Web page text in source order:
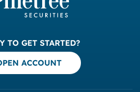
TO GET STARTED?
ACCOUNT